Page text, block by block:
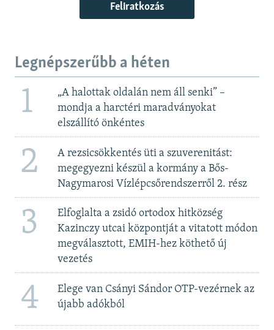
Feliratkozás
Legnépszerűbb a héten
1
„A halottak oldalán nem áll senki” –
mondja a harctéri maradványokat
elszállító önkéntes
2
A rezsicsökkentés üti a szuverenitást:
megegyezni készül a kormány a Bős-
Nagymarosi Vízlépcsőrendszerről 2. rész
3
Elfoglalta a zsidó ortodox hitközség
Kazinczy utcai központját a vitatott módon
megválasztott, EMIH-hez köthető új
vezetés
4
Elege van Csányi Sándor OTP-vezérnek az
újabb adókból